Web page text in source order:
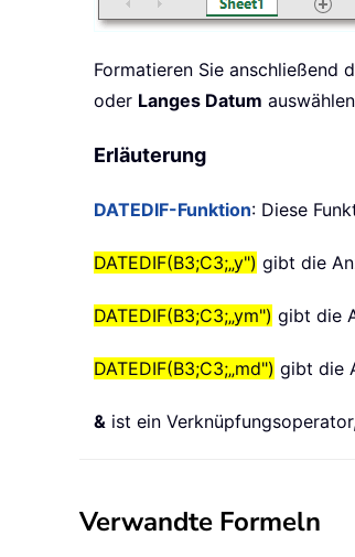
Formatieren Sie anschließend
oder Langes Datum
Erläuterung
DATEDIF-Funktion: Diese
DATEDIF(B3;C3;„y") gibt die
DATEDIF(B3;C3;„ym") gibt die
DATEDIF(B3;C3;„md") gibt die
& ist ein
Verwandte Formeln